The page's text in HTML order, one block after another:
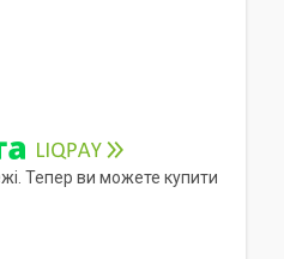
Тепер ви можете купити